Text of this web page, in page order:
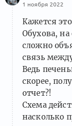
1 ноября 2022
Кажется
Обухова,
сложно
связь
Ведь
скорее,
отчет?!
Схема
насколько